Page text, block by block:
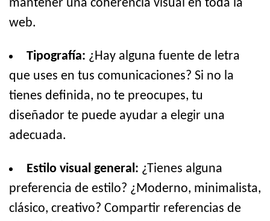
mantener una coherencia visual en toda la
web.
Tipografía: ¿Hay alguna fuente de letra
que uses en tus comunicaciones? Si no la
tienes definida, no te preocupes, tu
diseñador te puede ayudar a elegir una
adecuada.
Estilo visual general: ¿Tienes alguna
preferencia de estilo? ¿Moderno, minimalista,
clásico, creativo? Compartir referencias de